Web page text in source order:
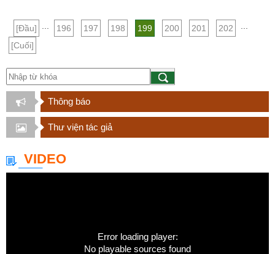
[Đầu] ... 196 197 198 199 200 201 202
...
[Cuối]
Thông báo
Thư viện tác giả
VIDEO
Error loading player:
No playable sources found